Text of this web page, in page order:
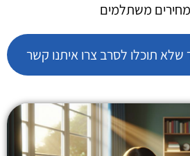
מחירים משתלמים
תוכלו לסרב צרו איתנו קשר